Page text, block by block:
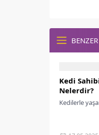
Kedi
Nelerdir?
Kedilerle